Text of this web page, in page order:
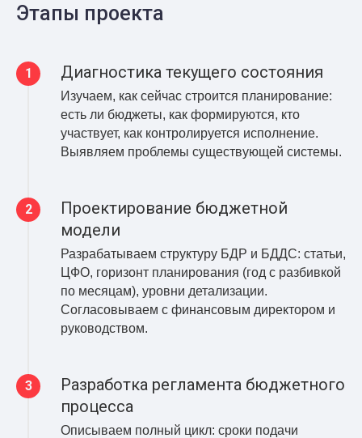
Этапы проекта
Диагностика текущего состояния
Изучаем, как сейчас строится планирование:
есть ли бюджеты, как формируются, кто
участвует, как контролируется исполнение.
Выявляем проблемы существующей системы.
Проектирование бюджетной
модели
Разрабатываем структуру БДР и БДДС: статьи,
ЦФО, горизонт планирования (год с разбивкой
по месяцам), уровни детализации.
Согласовываем с финансовым директором и
руководством.
Разработка регламента бюджетного
процесса
Описываем полный цикл: сроки подачи